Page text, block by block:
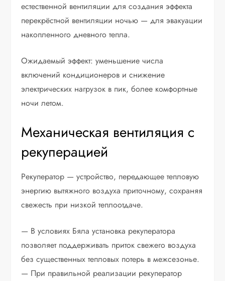
естественной вентиляции для создания эффекта
перекрёстной вентиляции ночью — для эвакуации
накопленного дневного тепла.
Ожидаемый эффект: уменьшение числа
включений кондиционеров и снижение
электрических нагрузок в пик, более комфортные
ночи летом.
Механическая вентиляция с
рекуперацией
Рекуператор — устройство, передающее тепловую
энергию вытяжного воздуха приточному, сохраняя
свежесть при низкой теплоотдаче.
— В условиях Бяла установка рекуператора
позволяет поддерживать приток свежего воздуха
без существенных тепловых потерь в межсезонье.
— При правильной реализации рекуператор